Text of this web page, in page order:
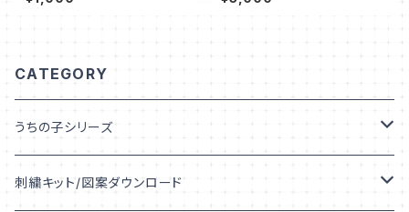
ク：IDL_P03
CATEGORY
うちの子シリーズ
うちの子デザイン
刺繍キット/図案ダウンロード